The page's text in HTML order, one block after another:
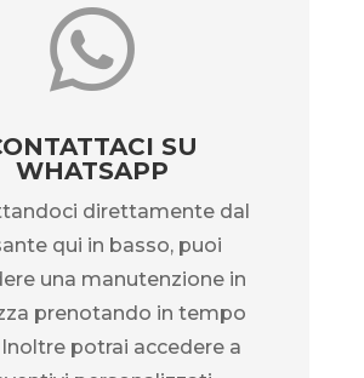

SU
WHATSAPP
direttamente dal
qui in basso, puoi
una manutenzione in
prenotando in tempo
potrai accedere a